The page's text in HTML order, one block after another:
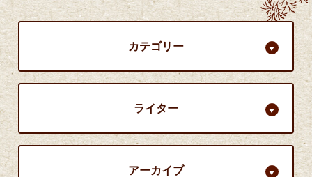
カテゴリー
ライター
アーカイブ